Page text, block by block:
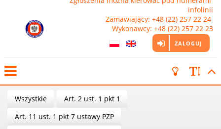
infolinii
Zamawiający: +48 (22) 257 22 24
Wykonawcy: +48 (22) 257 22 23
ZALOGUJ
Wszystkie
Art. 2 ust. 1 pkt 1
Art. 11 ust. 1 pkt 7 ustawy PZP